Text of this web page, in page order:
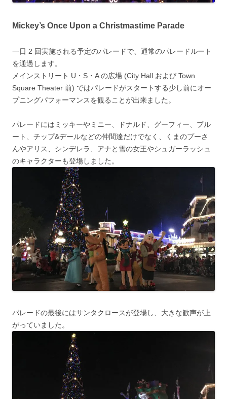
Mickey’s Once Upon a Christmastime Parade
一日 2 回実施される予定のパレードで、通常のパレードルート
を通過します。
メインストリート U・S・A の広場 (City Hall および Town
Square Theater 前) ではパレードがスタートする少し前にオー
プニングパフォーマンスを観ることが出来ました。
パレードにはミッキーやミニー、ドナルド、グーフィー、プル
ート、チップ&デールなどの仲間達だけでなく、くまのプーさ
んやアリス、シンデレラ、アナと雪の女王やシュガーラッシュ
のキャラクターも登場しました。
パレードの最後にはサンタクロースが登場し、大きな歓声が上
がっていました。